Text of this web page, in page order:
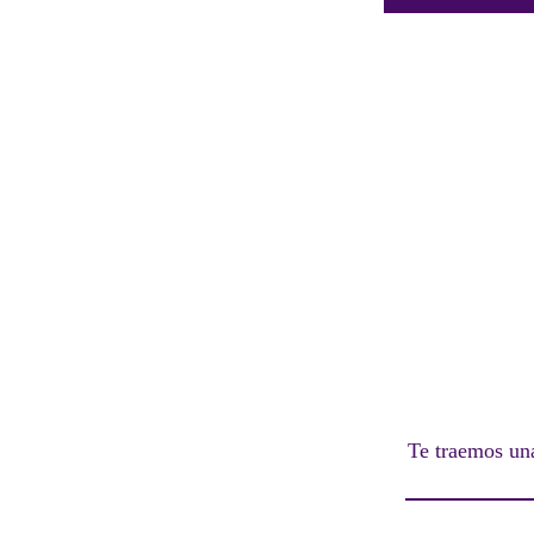
Te traemos